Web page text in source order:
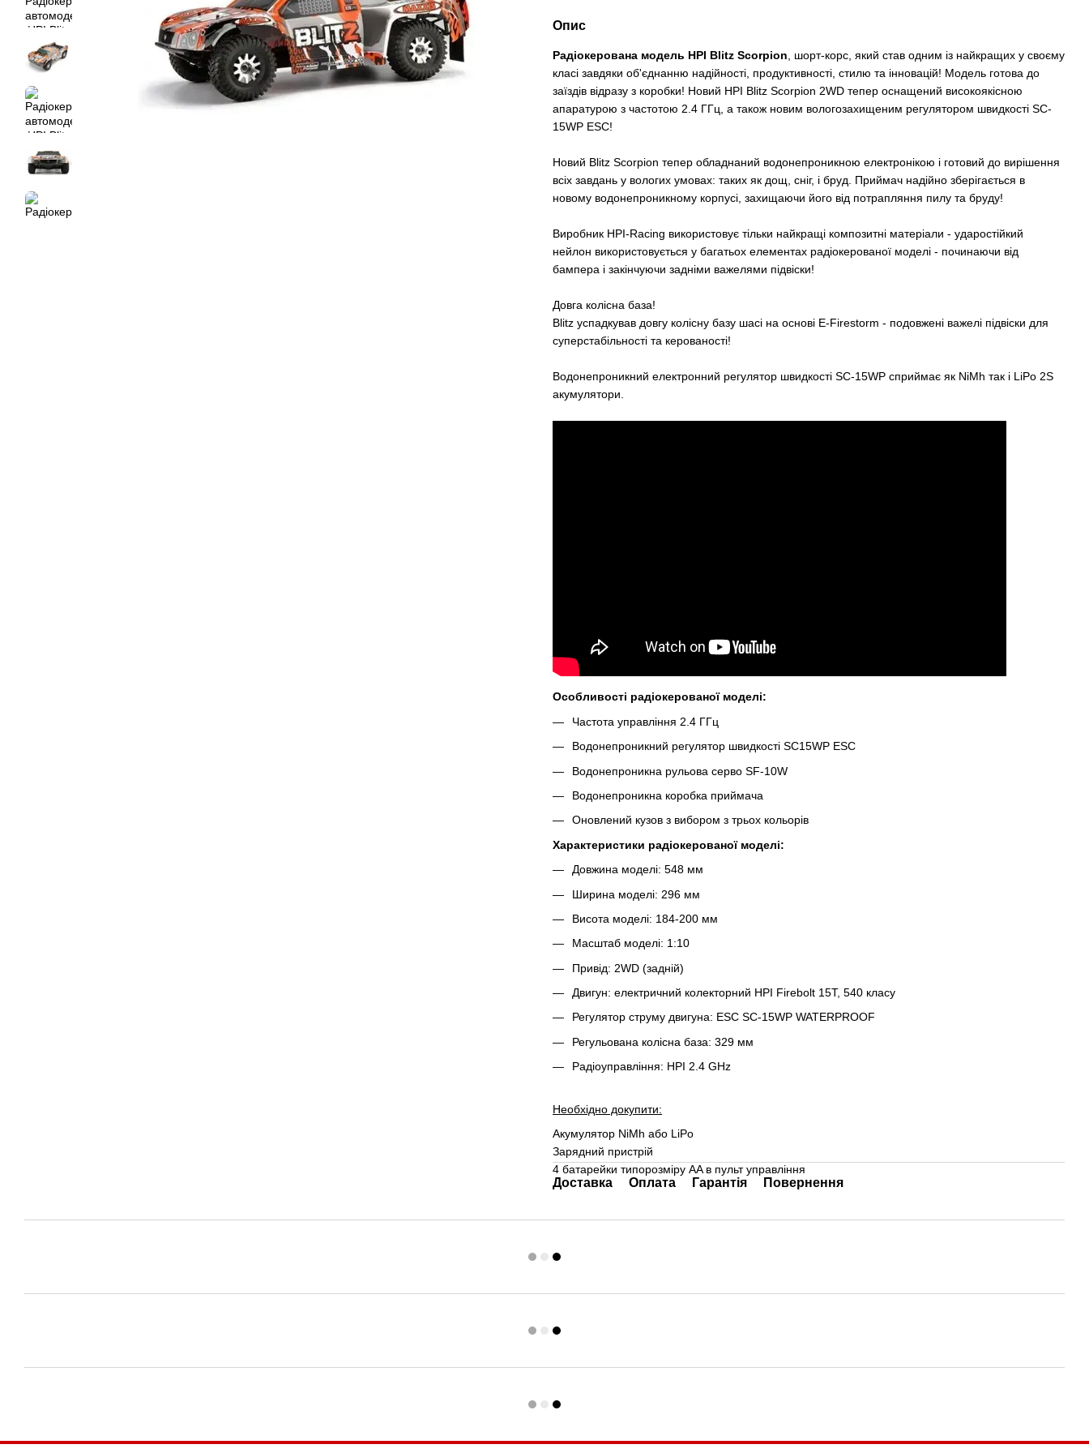
Опис
Радіокерована модель HPI Blitz Scorpion , шорт-корс, який став одним із найкращих у своєму
класі завдяки об'єднанню надійності, продуктивності, стилю та інновацій! Модель готова до
заїздів відразу з коробки! Новий HPI Blitz Scorpion 2WD тепер оснащений високоякісною
апаратурою з частотою 2.4 ГГц, а також новим вологозахищеним регулятором швидкості SC-
15WP ESC!
Новий Blitz Scorpion тепер обладнаний водонепроникною електронікою і готовий до вирішення
всіх завдань у вологих умовах: таких як дощ, сніг, і бруд. Приймач надійно зберігається в
новому водонепроникному корпусі, захищаючи його від потрапляння пилу та бруду!
Виробник HPI-Racing використовує тільки найкращі композитні матеріали - ударостійкий
нейлон використовується у багатьох елементах радіокерованої моделі - починаючи від
бампера і закінчуючи задніми важелями підвіски!
Довга колісна база!
Blitz успадкував довгу колісну базу шасі на основі E-Firestorm - подовжені важелі підвіски для
суперстабільності та керованості!
Водонепроникний електронний регулятор швидкості SC-15WP сприймає як NiMh так і LiPo 2S
акумулятори.
Особливості радіокерованої моделі:
Частота управління 2.4 ГГц
Водонепроникний регулятор швидкості SC15WP ESC
Водонепроникна рульова серво SF-10W
Водонепроникна коробка приймача
Оновлений кузов з вибором з трьох кольорів
Характеристики радіокерованої моделі:
Довжина моделі: 548 мм
Ширина моделі: 296 мм
Висота моделі: 184-200 мм
Масштаб моделі: 1:10
Привід: 2WD (задній)
Двигун: електричний колекторний HPI Firebolt 15T, 540 класу
Регулятор струму двигуна: ESC SC-15WP WATERPROOF
Регульована колісна база: 329 мм
Радіоуправління: HPI 2.4 GHz
Необхідно докупити:
Акумулятор NiMh або LiPo
Зарядний пристрій
4 батарейки типорозміру AA в пульт управління
Доставка Оплата Гарантія Повернення